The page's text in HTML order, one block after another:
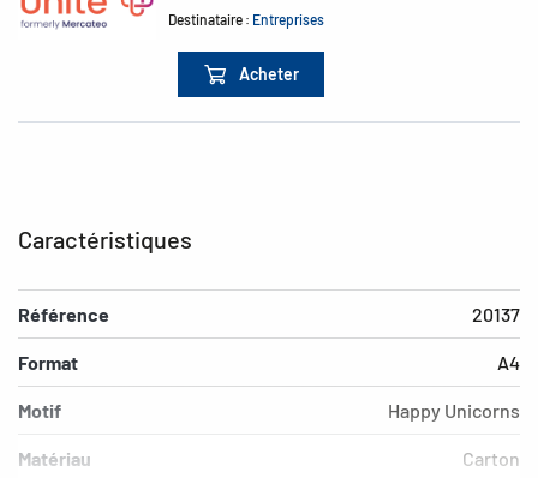
Destinataire : Entreprises
Acheter
Caractéristiques
Référence 20137
Format A4
Motif Happy Unicorns
Matériau Carton